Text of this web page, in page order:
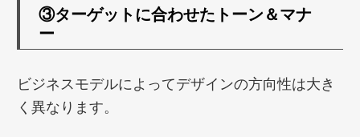
③ターゲットに合わせたトーン＆マナ
ー
ビジネスモデルによってデザインの方向性は大き
く異なります。